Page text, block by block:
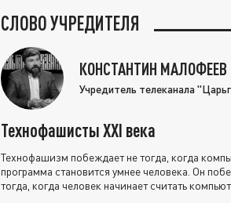
СЛОВО УЧРЕДИТЕЛЯ
КОНСТАНТИН МАЛОФЕЕВ
Учредитель телеканала
Технофашисты XXI века
Технофашизм побеждает не тогда, когда
программа становится умнее человека. Он
тогда, когда человек начинает считать